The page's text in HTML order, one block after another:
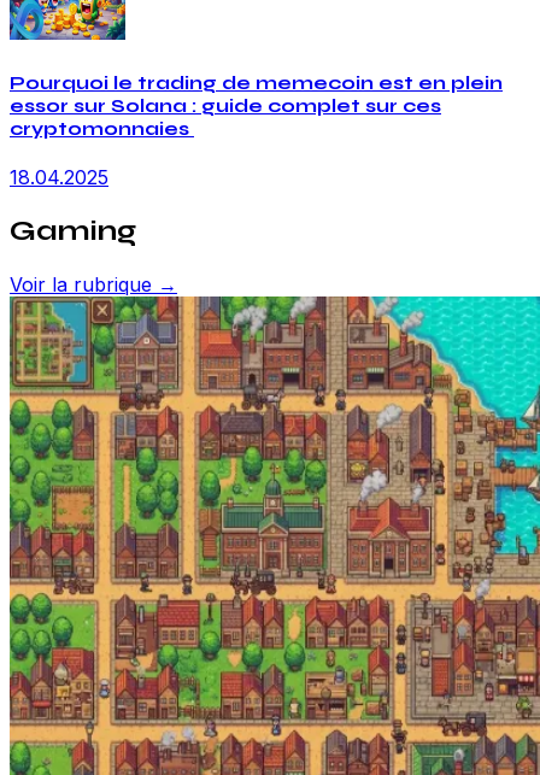
Pourquoi le trading de memecoin est en plein
essor sur Solana : guide complet sur ces
cryptomonnaies
18.04.2025
Gaming
Voir la rubrique →